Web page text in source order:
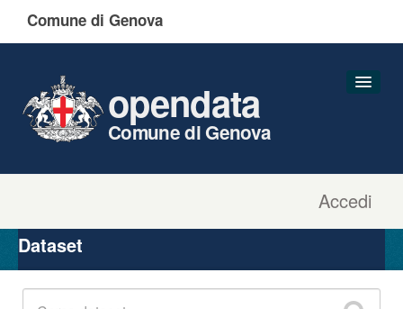
Comune di Genova
Accedi
opendata
Comune di Genova
Organizzazioni
Gruppi
Dataset